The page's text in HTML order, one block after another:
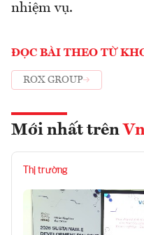
nhiệm vụ.
ĐỌC BÀI THEO TỪ
ROX GROUP
Mới nhất trên
Thị trường